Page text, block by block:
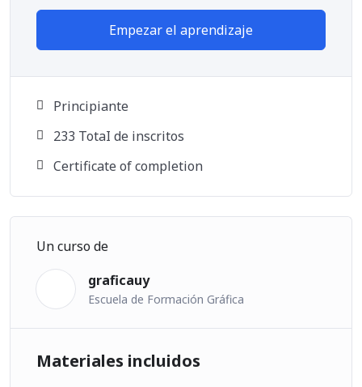
Empezar el aprendizaje
Principiante
233 TotaI de inscritos
Certificate of completion
Un curso de
graficauy
Escuela de Formación Gráfica
Materiales incluidos